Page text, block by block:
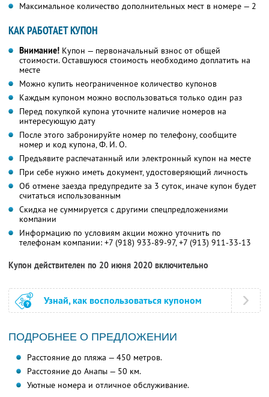
Максимальное количество дополнительных мест в номере — 2
КАК РАБОТАЕТ КУПОН
Внимание! Купон — первоначальный взнос от общей
стоимости. Оставшуюся стоимость необходимо доплатить на
месте
Можно купить неограниченное количество купонов
Каждым купоном можно воспользоваться только один раз
Перед покупкой купона уточните наличие номеров на
интересующую дату
После этого забронируйте номер по телефону, сообщите
номер и код купона,Ф. И. О.
Предъявите распечатанный или электронный купон на месте
При себе нужно иметь документ, удостоверяющий личность
Об отмене заезда предупредите за 3 суток, иначе купон будет
считаться использованным
Скидка не суммируется с другими спецпредложениями
компании
Информацию по условиям акции можно уточнить по
телефонам компании: +7 (918) 933-89-97, +7 (913) 911-33-13
Купон действителен по 20 июня 2020 включительно
Узнай, как воспользоваться купоном
ПОДРОБНЕЕ О ПРЕДЛОЖЕНИИ
Расстояние до пляжа — 450 метров.
Расстояние до Анапы — 50 км.
Уютные номера и отличное обслуживание.